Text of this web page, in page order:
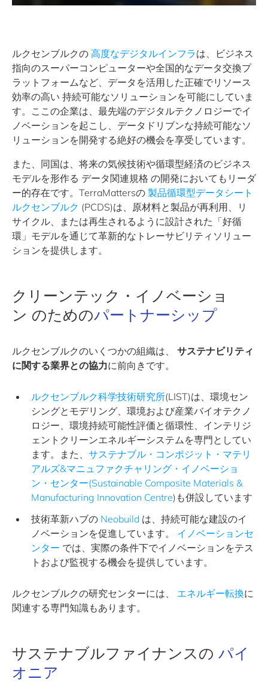
ルクセンブルクの 高度なデジタルインフラは、ビジネス
指向のスーパーコンピューターや全国的なデータ交換プ
ラットフォームなど、データを活用した正確でリソース
効率の高い 持続可能なソリューションを可能にしていま
す。ここの企業は、最先端のデジタルテクノロジーでイ
ノベーションを起こし、データドリブンな持続可能なソ
リューションを開発する絶好の機会を享受しています。
また、同国は、将来の気候技術や循環型経済のビジネス
モデルを形作る データ関連規格 の開発においてもリーダ
ー的存在です。TerraMattersの 製品循環型データシート
ルクセンブルク (PCDS)は、原材料と製品が再利用、リ
サイクル、または再生されるように設計された「好循
環」モデルを通じて革新的なトレーサビリティソリュー
ションを提供します。
クリーンテック・イノベーショ
ン のためのパートナーシップ
ルクセンブルクのいくつかの組織は、 サステナビリティ
に関する業界との協力に前向きです。
ルクセンブルク科学技術研究所(LIST)は、環境セン
シングとモデリング、環境および産業バイオテクノ
ロジー、環境持続可能性評価と循環性、インテリジ
ェントクリーンエネルギーシステムを専門としてい
ます。また、 サステナブル・コンポジット・マテリ
アルズ&マニュファクチャリング・イノベーショ
ン・センター(Sustainable Composite Materials &
Manufacturing Innovation Centre)も併設しています
技術革新ハブの Neobuild は、持続可能な建設のイ
ノベーションを促進しています。 イノベーションセ
ンター では、実際の条件下でイノベーションをテス
トおよび監視する機会を提供しています。
ルクセンブルクの研究センターには、 エネルギー転換に
関連する専門知識もあります。
サステナブルファイナンスの パイ
オニア